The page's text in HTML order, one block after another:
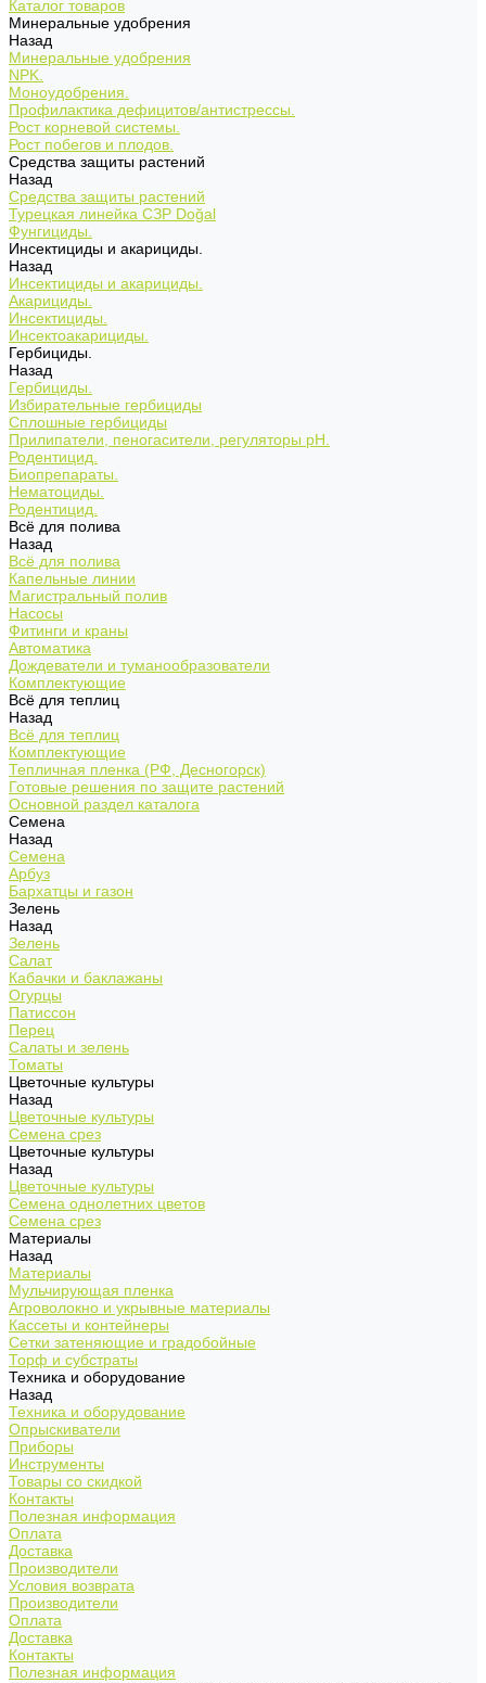
Каталог товаров
Минеральные удобрения
Назад
Минеральные удобрения
NPK.
Моноудобрения.
Профилактика дефицитов/антистрессы.
Рост корневой системы.
Рост побегов и плодов.
Средства защиты растений
Назад
Средства защиты растений
Турецкая линейка СЗР Doğal
Фунгициды.
Инсектициды и акарициды.
Назад
Инсектициды и акарициды.
Акарициды.
Инсектициды.
Инсектоакарициды.
Гербициды.
Назад
Гербициды.
Избирательные гербициды
Сплошные гербициды
Прилипатели, пеногасители, регуляторы pH.
Родентицид.
Биопрепараты.
Нематоциды.
Родентицид.
Всё для полива
Назад
Всё для полива
Капельные линии
Магистральный полив
Насосы
Фитинги и краны
Автоматика
Дождеватели и туманообразователи
Комплектующие
Всё для теплиц
Назад
Всё для теплиц
Комплектующие
Тепличная пленка (РФ, Десногорск)
Готовые решения по защите растений
Основной раздел каталога
Семена
Назад
Семена
Арбуз
Бархатцы и газон
Зелень
Назад
Зелень
Салат
Кабачки и баклажаны
Огурцы
Патиссон
Перец
Салаты и зелень
Томаты
Цветочные культуры
Назад
Цветочные культуры
Семена срез
Цветочные культуры
Назад
Цветочные культуры
Семена однолетних цветов
Семена срез
Материалы
Назад
Материалы
Мульчирующая пленка
Агроволокно и укрывные материалы
Кассеты и контейнеры
Сетки затеняющие и градобойные
Торф и субстраты
Техника и оборудование
Назад
Техника и оборудование
Опрыскиватели
Приборы
Инструменты
Товары со скидкой
Контакты
Полезная информация
Оплата
Доставка
Производители
Условия возврата
Производители
Оплата
Доставка
Контакты
Полезная информация